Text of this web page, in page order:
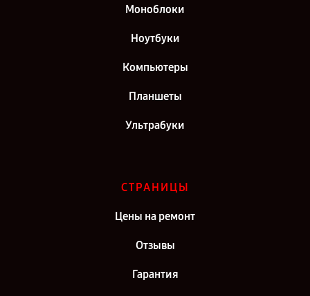
Моноблоки
Ноутбуки
Компьютеры
Планшеты
Ультрабуки
СТРАНИЦЫ
Цены на ремонт
Отзывы
Гарантия